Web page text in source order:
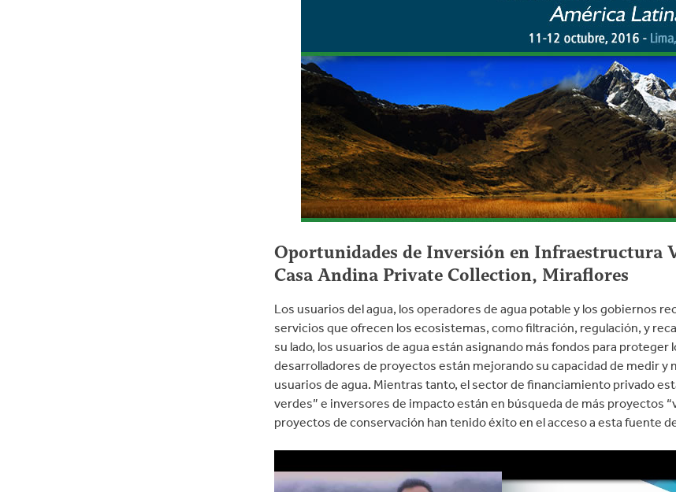
Oportunidades de Inversión en Infraestructura
Casa Andina Private Collection, Miraflores
Los usuarios del agua, los operadores de agua potable y los gobiernos
servicios que ofrecen los ecosistemas, como filtración, regulación, y
su lado, los usuarios de agua están asignando más fondos para proteger
desarrolladores de proyectos están mejorando su capacidad de medir y
usuarios de agua. Mientras tanto, el sector de financiamiento privado
verdes” e inversores de impacto están en búsqueda de más proyectos
proyectos de conservación han tenido éxito en el acceso a esta fuente